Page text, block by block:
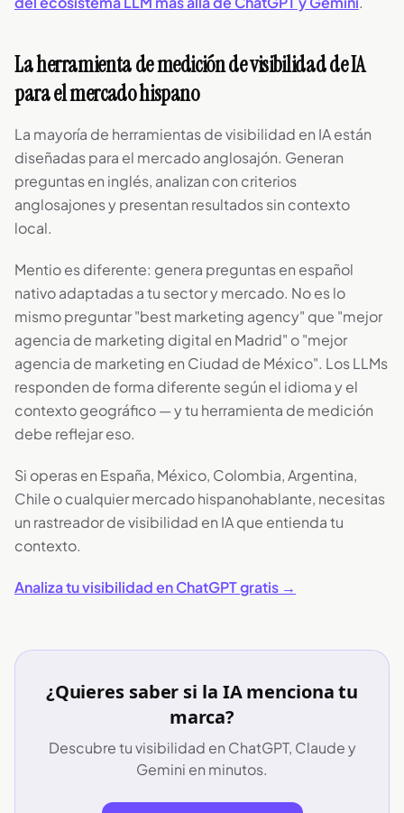
La herramienta de medición de visibilidad de IA
para el mercado hispano
La mayoría de herramientas de visibilidad en IA están
diseñadas para el mercado anglosajón. Generan
preguntas en inglés, analizan con criterios
anglosajones y presentan resultados sin contexto
local.
Mentio es diferente: genera preguntas en español
nativo adaptadas a tu sector y mercado. No es lo
mismo preguntar "best marketing agency" que "mejor
agencia de marketing digital en Madrid" o "mejor
agencia de marketing en Ciudad de México". Los LLMs
responden de forma diferente según el idioma y el
contexto geográfico — y tu herramienta de medición
debe reflejar eso.
Si operas en España, México, Colombia, Argentina,
Chile o cualquier mercado hispanohablante, necesitas
un rastreador de visibilidad en IA que entienda tu
contexto.
Analiza tu visibilidad en ChatGPT gratis →
¿Quieres saber si la IA menciona tu
marca?
Descubre tu visibilidad en ChatGPT, Claude y
Gemini en minutos.